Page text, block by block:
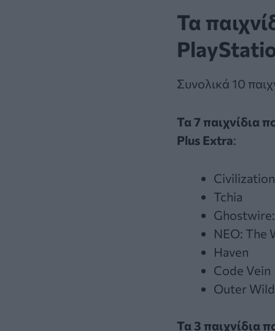
Τα
Συνολικά 10
Τα 7 παιχνίδια
Plus Extra:
Tchia
NEO: The
Haven
Code Vein
Outer
Τα 3 παιχνίδια